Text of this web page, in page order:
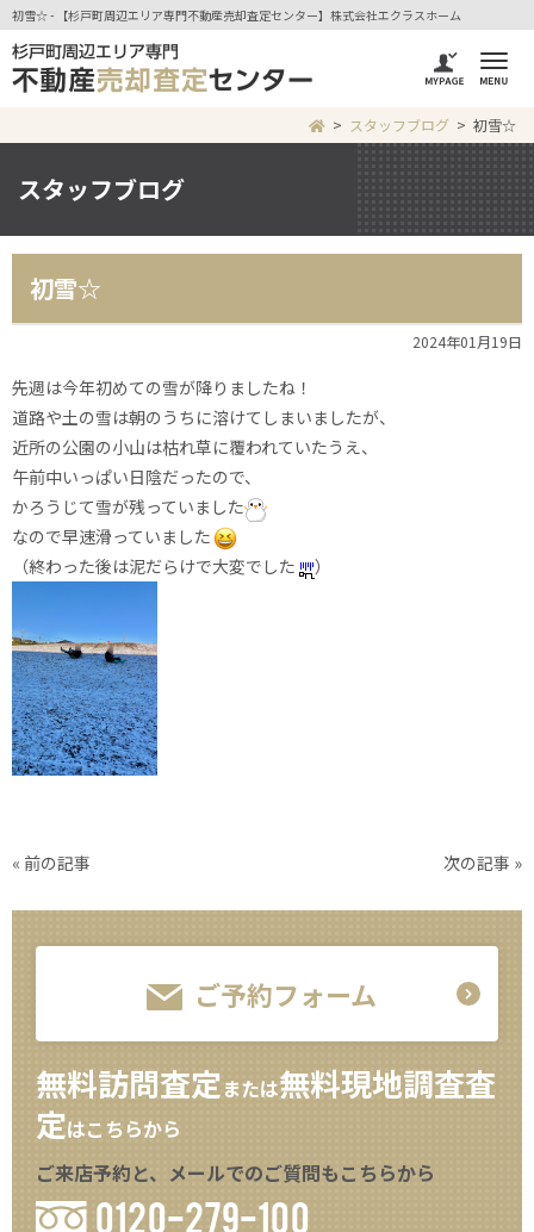
初雪☆ - 【杉戸町周辺エリア専門不動産売却査定センター】株式会社エクラスホーム
スタッフブログ 初雪☆
スタッフブログ
初雪☆
2024年01月19日
先週は今年初めての雪が降りましたね！
道路や土の雪は朝のうちに溶けてしまいましたが、
近所の公園の小山は枯れ草に覆われていたうえ、
午前中いっぱい日陰だったので、
かろうじて雪が残っていました
なので早速滑っていました
（終わった後は泥だらけで大変でした
）
« 前の記事 次の記事 »
ご予約フォーム
無料訪問査定または無料現地調査査
定はこちらから
ご来店予約と、メールでのご質問もこちらから
0120-279-100